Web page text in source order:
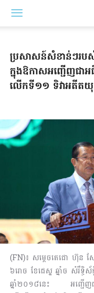
ប្រសាសន៍សំខាន់ៗរប
ក្នុងឱកាសអញ្ជើញជា
លើកទី១១ ទិវាអតីតយុទ្
(FN)៖ សម្តេចតេជោ ហ៊ុន សែ
៦រោច ខែជេស្ឋ ឆ្នាំច សំរឹទ្
ឆ្នាំ២០១៨នេះ អញ្ជើញ